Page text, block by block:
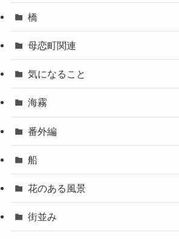
橋
母恋町関連
気になること
海霧
番外編
船
花のある風景
街並み